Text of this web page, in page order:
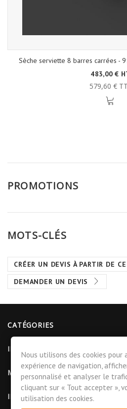
Sèche serviette 8 barres carrées -
483,00 €
579,60 €
PROMOTIONS
MOTS-CLÉS
CRÉER UN DEVIS À PARTIR DE
DEMANDER UN DEVIS
CATÉGORIES
INFORMATIONS
MON COMPTE
INFORMATIONS DE CONTACT
Nous utilisons des cookies pour
expérience de navigation,
personnalisé et analyser le
cliquant sur « Tout accepter »,
utilisation des cookies.